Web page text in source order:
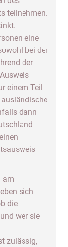
teilnehmen.
eine
bei der
der
einem Teil
ausländische
dann
am
sich
die
wer sie
zulässig,